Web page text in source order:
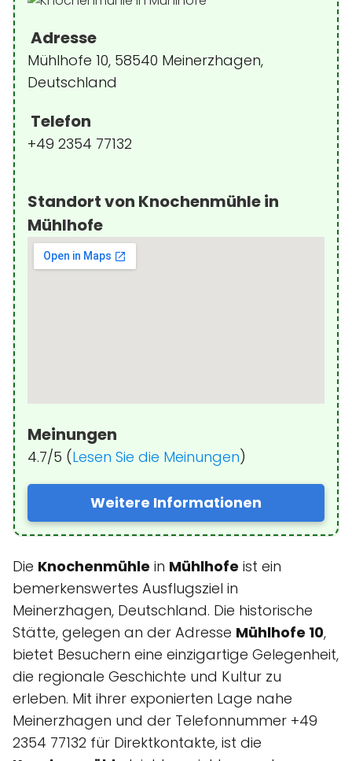
Adresse
Mühlhofe 10, 58540 Meinerzhagen,
Deutschland
Telefon
+49 2354 77132
Standort von Knochenmühle in
Mühlhofe
Meinungen
4.7/5 (Lesen Sie die Meinungen)
Weitere Informationen
Die Knochenmühle in Mühlhofe ist ein
bemerkenswertes Ausflugsziel in
Meinerzhagen, Deutschland. Die historische
Stätte, gelegen an der Adresse Mühlhofe 10,
bietet Besuchern eine einzigartige Gelegenheit,
die regionale Geschichte und Kultur zu
erleben. Mit ihrer exponierten Lage nahe
Meinerzhagen und der Telefonnummer +49
2354 77132 für Direktkontakte, ist die